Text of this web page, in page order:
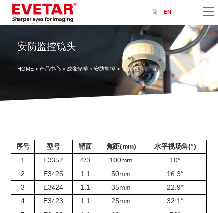
简 EN
安防监控镜头
HOME> 产品中心> 成像光学> 安防监控> ITS镜头
序号 型号 靶面 焦距(mm)
水平视场角(°)
1
E3357 4/3 100mm
10°
2
E3425 1.1 50mm
16.3°
3
E3424 1.1 35mm
22.9°
4
E3423 1.1 25mm
32.1°